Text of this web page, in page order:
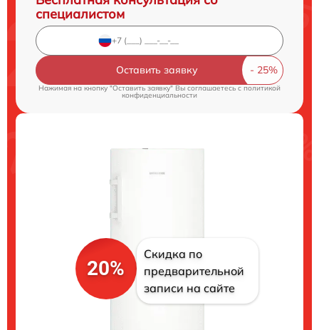
специалистом
Оставить заявку
Нажимая на кнопку "Оставить заявку" Вы соглашаетесь cполитикой
конфиденциальности
20%
Скидка по
предварительной
записи на сайте